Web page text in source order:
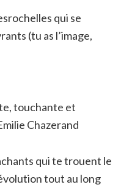
qui se
(tu as l’image,
touchante et
Chazerand
qui te trouent le
tout au long